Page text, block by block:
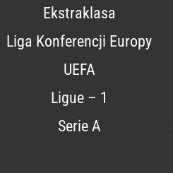
Ekstraklasa
Liga Konferencji Europy
UEFA
Ligue – 1
Serie A